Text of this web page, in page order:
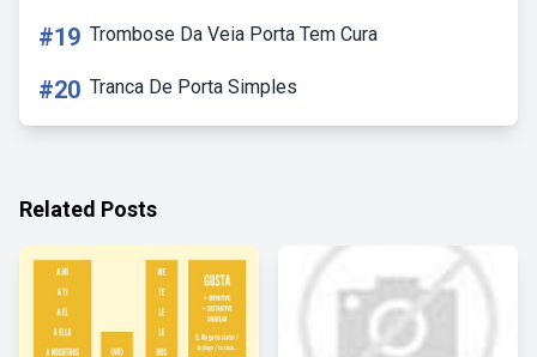
#19 Trombose Da Veia Porta Tem Cura
#20 Tranca De Porta Simples
Related Posts